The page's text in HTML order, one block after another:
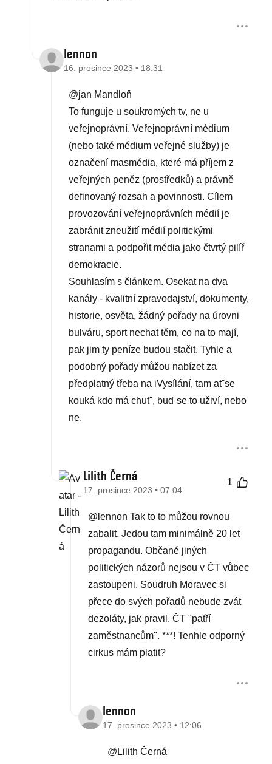
lennon
16. prosince 2023 • 18:31
@jan Mandloň
To funguje u soukromých tv, ne u
veřejnoprávní. Veřejnoprávní médium
(nebo také médium veřejné služby) je
označení masmédia, které má příjem z
veřejných peněz (prostředků) a právně
definovaný rozsah a povinnosti. Cílem
provozování veřejnoprávních médií je
zabránit zneužití médií politickými
stranami a podpořit média jako čtvrtý pilíř
demokracie.
Souhlasím s článkem. Osekat na dva
kanály - kvalitní zpravodajství, dokumenty,
historie, osvěta, žádný pořady na úrovni
bulváru, sport nechat těm, co na to mají,
pak jim ty peníze budou stačit. Tyhle a
podobný pořady můžou nabízet za
předplatný třeba na iVysílání, tam atˇse
kouká kdo má chutˇ, buď se to uživí, nebo
ne.
Lilith Černá
17. prosince 2023 • 07:04
1
@lennon Tak to to můžou rovnou
zabalit. Jedou tam minimálně 20 let
propagandu. Občané jiných
politických názorů nejsou v ČT vůbec
zastoupeni. Soudruh Moravec si
přece do svých pořadů nebude zvát
dezoláty, jak pravil. ČT "patří
zaměstnancům". ***! Tenhle odporný
cirkus mám platit?
lennon
17. prosince 2023 • 12:06
@Lilith Černá